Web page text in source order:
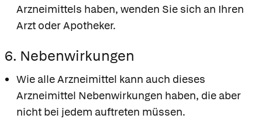
Arzneimittels haben, wenden Sie sich an Ihren
Arzt oder Apotheker.
6. Nebenwirkungen
Wie alle Arzneimittel kann auch dieses
Arzneimittel Nebenwirkungen haben, die aber
nicht bei jedem auftreten müssen.